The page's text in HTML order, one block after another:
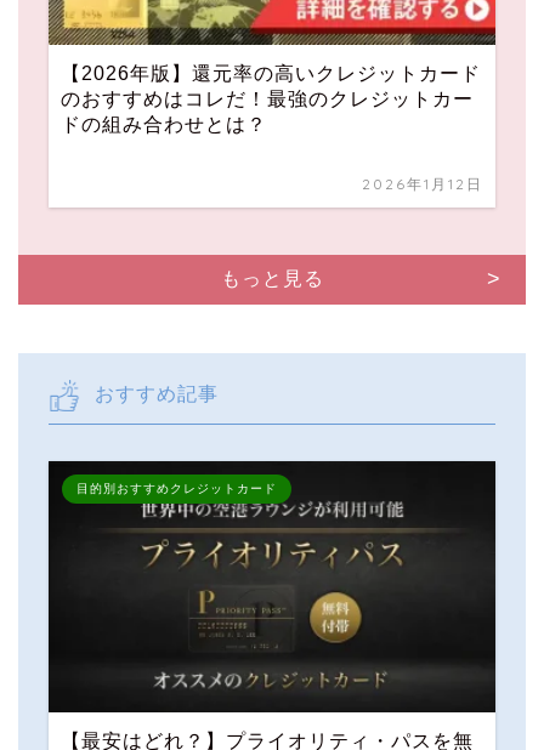
【2026年版】還元率の高いクレジットカード
のおすすめはコレだ！最強のクレジットカー
ドの組み合わせとは？
2026年1月12日
もっと見る
おすすめ記事
目的別おすすめクレジットカード
【最安はどれ？】プライオリティ・パスを無